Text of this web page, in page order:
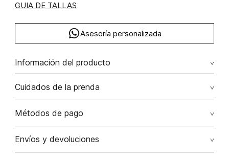
GUIA DE TALLAS
Asesoría personalizada
Información del producto
Ramio 40% algodón 35% lino 25% ramio 40.00%algodón
35.00%lino 25.00%
Cuidados de la prenda
Lavado profesional en seco los tonos oscuros sueltan
No lavar
Métodos de pago
Tarjetas de crédito: Visa, Dinners, Master Card y American
Envíos y devoluciones